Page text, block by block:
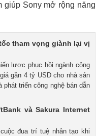
Sony mở rộng năng
tham vọng giành lại vị
lược phục hồi ngành công
gần 4 tỷ USD cho nhà sản
triển công nghệ bán dẫn
và Sakura Internet
đua trí tuệ nhân tạo khi